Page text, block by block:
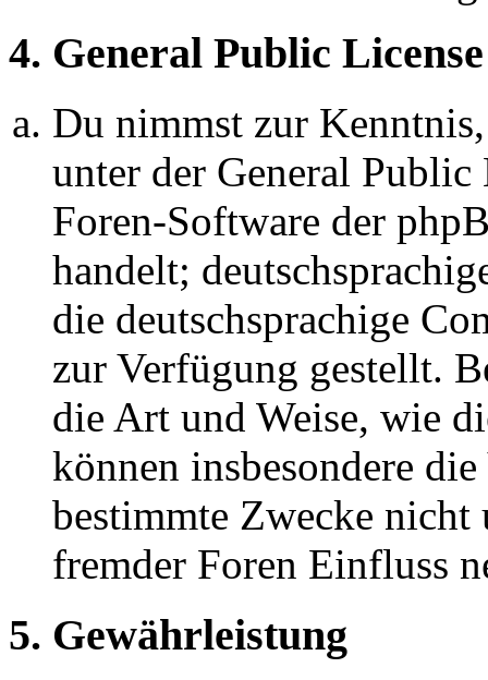
4. General Public License
Du nimmst zur
unter der General
Foren-Software der
handelt;
die deutschsprachige
zur Verfügung gestellt.
die Art und Weise, wie
können insbesondere
bestimmte Zwecke nicht
fremder Foren Einfluss
5. Gewährleistung